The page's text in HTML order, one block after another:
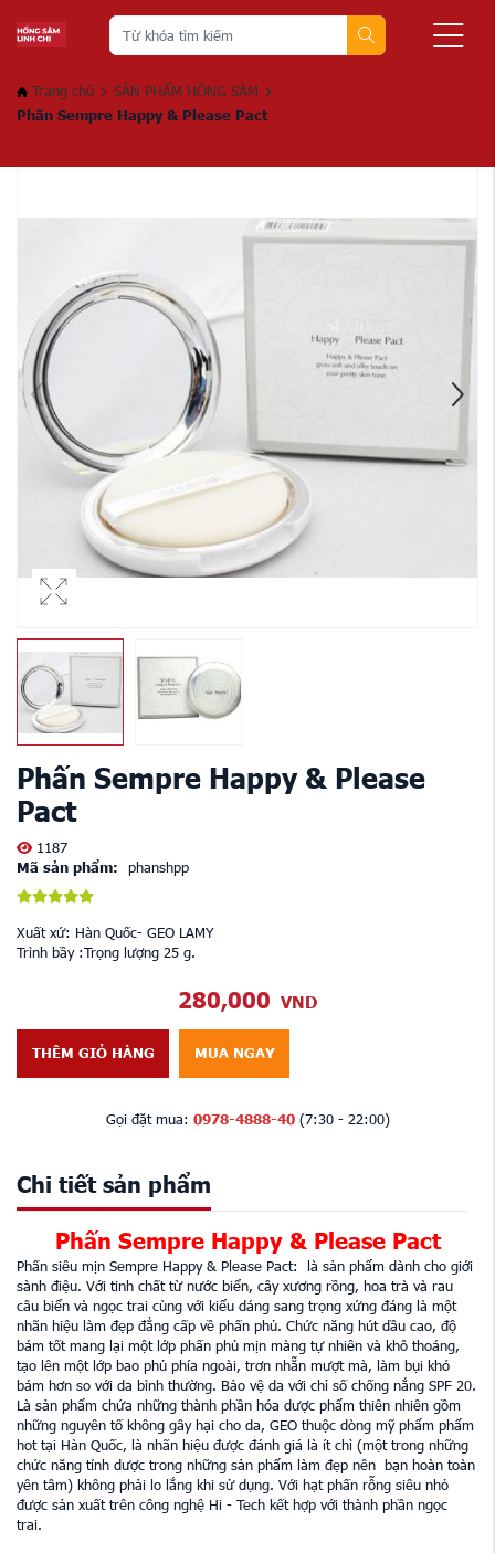
Trang chủ
SẢN PHẨM HỒNG SÂM
Phấn Sempre Happy & Please Pact
Phấn Sempre Happy & Please
Pact
1187
Mã sản phẩm:
phanshpp
Xuất xứ: Hàn Quốc- GEO LAMY
Trình bầy :Trọng lượng 25 g.
280,000 VND
THÊM GIỎ HÀNG MUA NGAY
Gọi đặt mua: 0978-4888-40(7:30 - 22:00)
Chi tiết sản phẩm
Phấn Sempre Happy & Please Pact
Phấn siêu mịn Sempre Happy & Please Pact: là sản phẩm dành cho giới
sành điệu. Với tinh chất từ nước biển, cây xương rồng, hoa trà và rau
câu biển và ngọc trai cùng với kiểu dáng sang trọng xứng đáng là một
nhãn hiệu làm đẹp đẳng cấp về phấn phủ. Chức năng hút dầu cao, độ
bám tốt mang lại một lớp phấn phủ mịn màng tự nhiên và khô thoáng,
tạo lên một lớp bao phủ phía ngoài, trơn nhẵn mượt mà, làm bụi khó
bám hơn so với da bình thường. Bảo vệ da với chỉ số chống nắng SPF 20.
Là sản phẩm chứa những thành phần hóa dược phẩm thiên nhiên gồm
những nguyên tố không gây hại cho da, GEO thuộc dòng mỹ phẩm phẩm
hot tại Hàn Quốc, là nhãn hiệu được đánh giá là ít chì (một trong những
chức năng tính dược trong những sản phẩm làm đẹp nên bạn hoàn toàn
yên tâm) không phải lo lắng khi sử dụng. Với hạt phấn rỗng siêu nhỏ
được sản xuất trên công nghệ Hi - Tech kết hợp với thành phần ngọc
trai.